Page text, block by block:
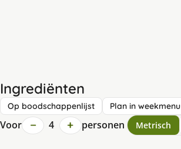
Ingrediënten
Op boodschappenlijst Plan in weekmenu
Voor − 4 + personen Metrisch